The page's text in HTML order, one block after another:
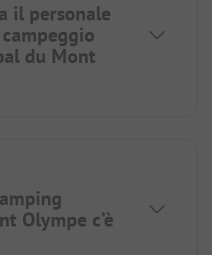
il personale
du Mont
Olympe c’è